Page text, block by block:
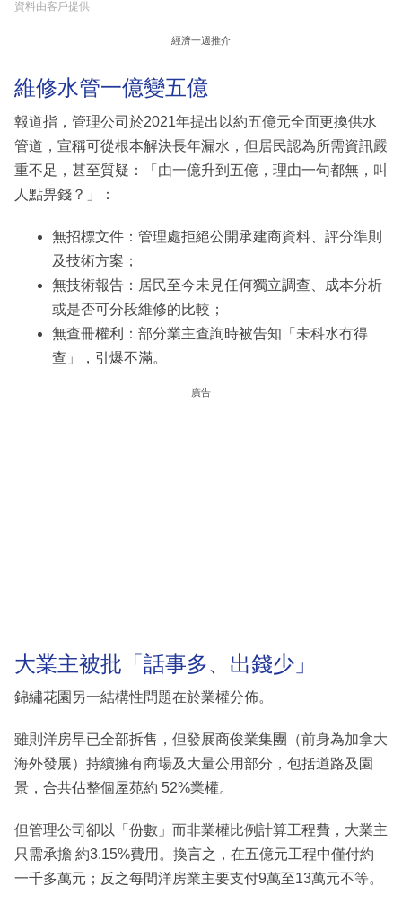
資料由客戶提供
經濟一週推介
維修水管一億變五億
報道指，管理公司於2021年提出以約五億元全面更換供水
管道，宣稱可從根本解決長年漏水，但居民認為所需資訊嚴
重不足，甚至質疑：「由一億升到五億，理由一句都無，叫
人點畀錢？」：
無招標文件：管理處拒絕公開承建商資料、評分準則
及技術方案；
無技術報告：居民至今未見任何獨立調查、成本分析
或是否可分段維修的比較；
無查冊權利：部分業主查詢時被告知「未科水冇得
查」，引爆不滿。
廣告
大業主被批「話事多、出錢少」
錦繡花園另一結構性問題在於業權分佈。
雖則洋房早已全部拆售，但發展商俊業集團（前身為加拿大
海外發展）持續擁有商場及大量公用部分，包括道路及園
景，合共佔整個屋苑約 52%業權。
但管理公司卻以「份數」而非業權比例計算工程費，大業主
只需承擔 約3.15%費用。換言之，在五億元工程中僅付約
一千多萬元；反之每間洋房業主要支付9萬至13萬元不等。